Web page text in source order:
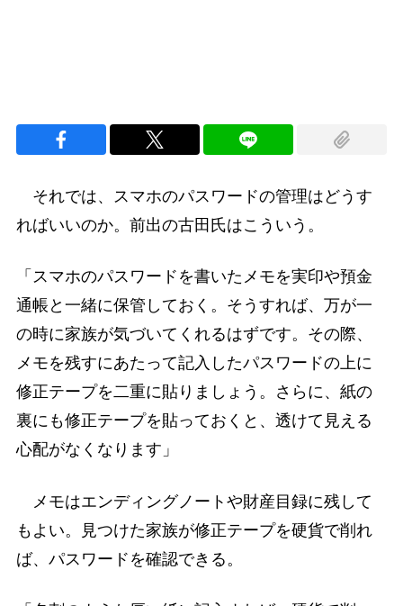
それでは、スマホのパスワードの管理はどうす
ればいいのか。前出の古田氏はこういう。
「スマホのパスワードを書いたメモを実印や預金
通帳と一緒に保管しておく。そうすれば、万が一
の時に家族が気づいてくれるはずです。その際、
メモを残すにあたって記入したパスワードの上に
修正テープを二重に貼りましょう。さらに、紙の
裏にも修正テープを貼っておくと、透けて見える
心配がなくなります」
メモはエンディングノートや財産目録に残して
もよい。見つけた家族が修正テープを硬貨で削れ
ば、パスワードを確認できる。